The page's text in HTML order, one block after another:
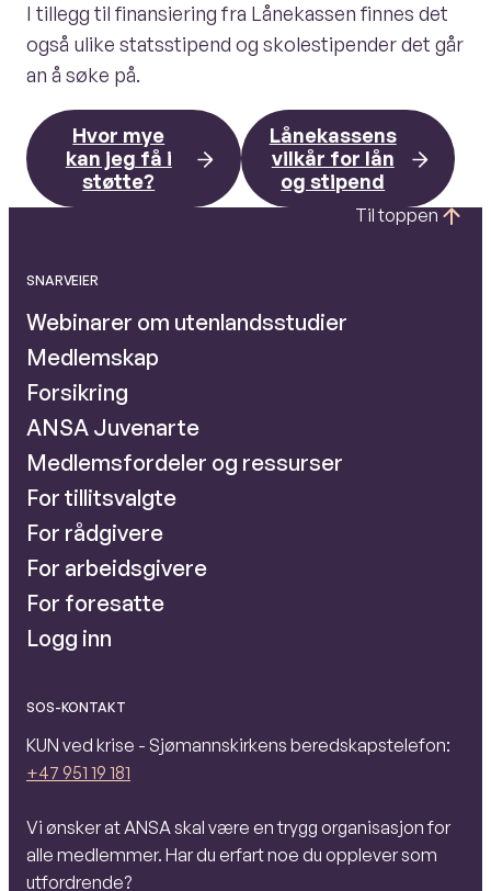
I tillegg til finansiering fra Lånekassen finnes det
også ulike statsstipend og skolestipender det går
an å søke på.
Hvor mye
kan jeg få i
støtte?
Lånekassens
vilkår for lån
og stipend
SNARVEIER
Webinarer om utenlandsstudier
Medlemskap
Forsikring
ANSA Juvenarte
Medlemsfordeler og ressurser
For tillitsvalgte
For rådgivere
For arbeidsgivere
For foresatte
Logg inn
SOS-KONTAKT
KUN ved krise - Sjømannskirkens beredskapstelefon:
+47 951 19 181
Vi ønsker at ANSA skal være en trygg organisasjon for
alle medlemmer. Har du erfart noe du opplever som
utfordrende?
Til toppen